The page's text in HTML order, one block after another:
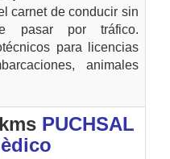
carnet de conducir sin
pasar por tráfico.
para licencias
animales
PUCHSAL